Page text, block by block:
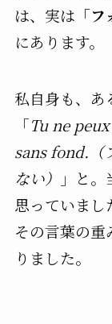
は、実は 「
にあります。
私自身も、あ
「Tu ne
sans fond.（
ない） 」と
思っていまし
その言葉の重
りました。